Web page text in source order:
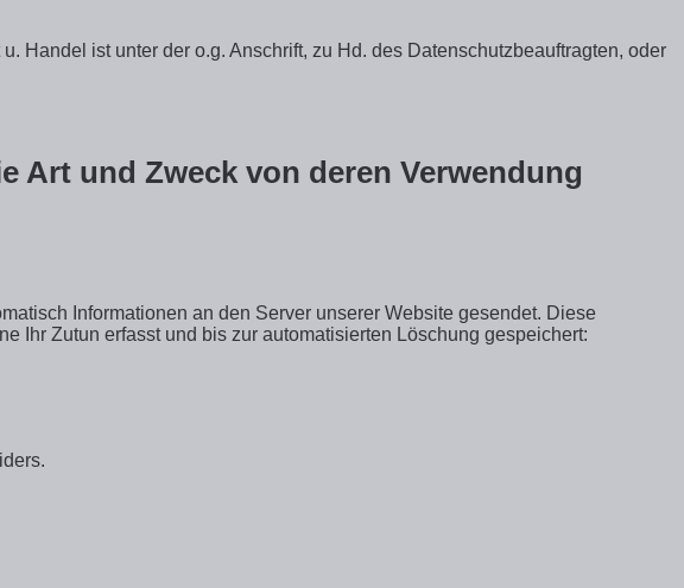
Handel ist unter der o.g. Anschrift, zu Hd. des Datenschutzbeauftragten, oder
Art und Zweck von deren Verwendung
Informationen an den Server unserer Website gesendet. Diese
Ihr Zutun erfasst und bis zur automatisierten Löschung gespeichert: